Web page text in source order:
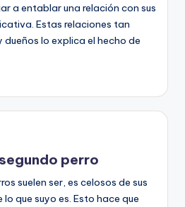
a entablar una relación con sus
Estas relaciones tan
dueños lo explica el hecho de
perro
suelen ser, es celosos de sus
que suyo es. Esto hace que